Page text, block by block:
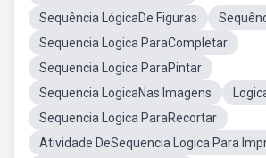
Sequência LógicaDe Figuras
Sequencia Logica ParaCompletar
Sequencia Logica ParaPintar
Sequencia LogicaNas Imagens
Sequencia Logica ParaRecortar
Atividade DeSequencia Logica Para